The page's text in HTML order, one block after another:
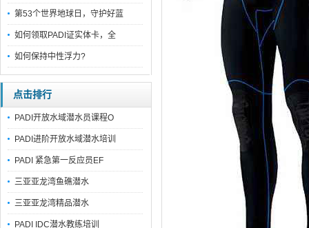
第53个世界地球日，守护好蓝
如何领取PADI证实体卡，全
如何保持中性浮力?
点击排行
PADI开放水域潜水员课程O
PADI进阶开放水域潜水培训
PADI 紧急第一反应员EF
三亚亚龙湾鱼礁潜水
三亚亚龙湾精品潜水
PADI IDC潜水教练培训